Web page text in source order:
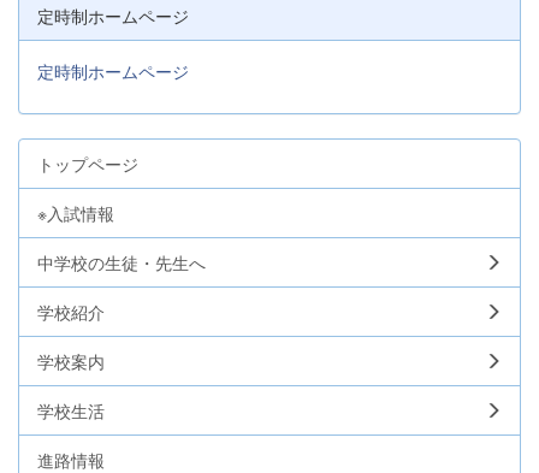
定時制ホームページ
定時制ホームページ
トップページ
※入試情報
中学校の生徒・先生へ
学校紹介
学校案内
学校生活
進路情報